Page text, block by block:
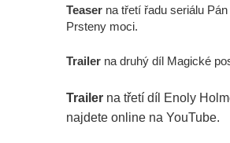
Teaser na třetí řadu seriálu
Prsteny moci.
Trailer na druhý díl Magické
Trailer na třetí díl Enoly
najdete online na YouTube.